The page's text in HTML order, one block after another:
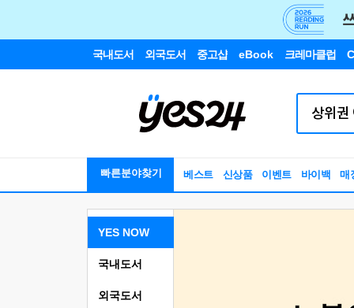
국내도서 외국도서 중고샵 eBook 크레마클럽
빠른분야찾기 베스트 신상품 이벤트 바이백 매
YES NOW
국내도서
외국도서